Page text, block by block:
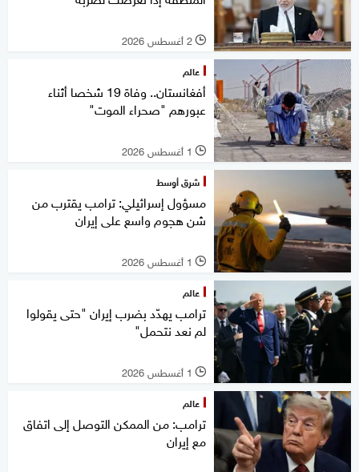
l 2 أغسطس 2026
عالم
أفغانستان.. وفاة 19 شخصا أثناء
عبورهم "صحراء الموت"
l 1 أغسطس 2026
شرق أوسط
مسؤول إسرائيلي: ترامب يقترب من
شن هجوم واسع على إيران
l 1 أغسطس 2026
عالم
ترامب يهدّد بضرب إيران "حتى يقولوا
لم نعد نتحمل"
l 1 أغسطس 2026
عالم
ترامب: من الممكن التوصل إلى اتفاق
مع إيران